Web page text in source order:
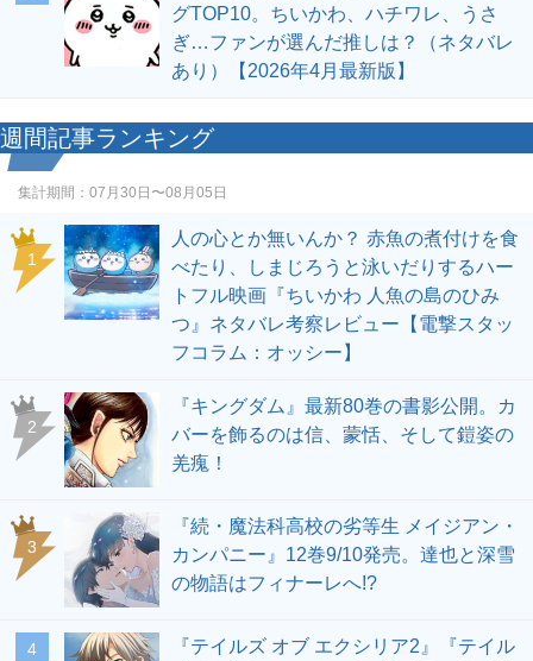
グTOP10。ちいかわ、ハチワレ、うさ
ぎ…ファンが選んだ推しは？（ネタバレ
あり）【2026年4月最新版】
週間記事ランキング
集計期間： 07月30日〜08月05日
1
人の心とか無いんか？ 赤魚の煮付けを食
べたり、しまじろうと泳いだりするハー
トフル映画『ちいかわ 人魚の島のひみ
つ』ネタバレ考察レビュー【電撃スタッ
フコラム：オッシー】
2
『キングダム』最新80巻の書影公開。カ
バーを飾るのは信、蒙恬、そして鎧姿の
羌瘣！
3
『続・魔法科高校の劣等生 メイジアン・
カンパニー』12巻9/10発売。達也と深雪
の物語はフィナーレへ!?
4
『テイルズ オブ エクシリア2』『テイル